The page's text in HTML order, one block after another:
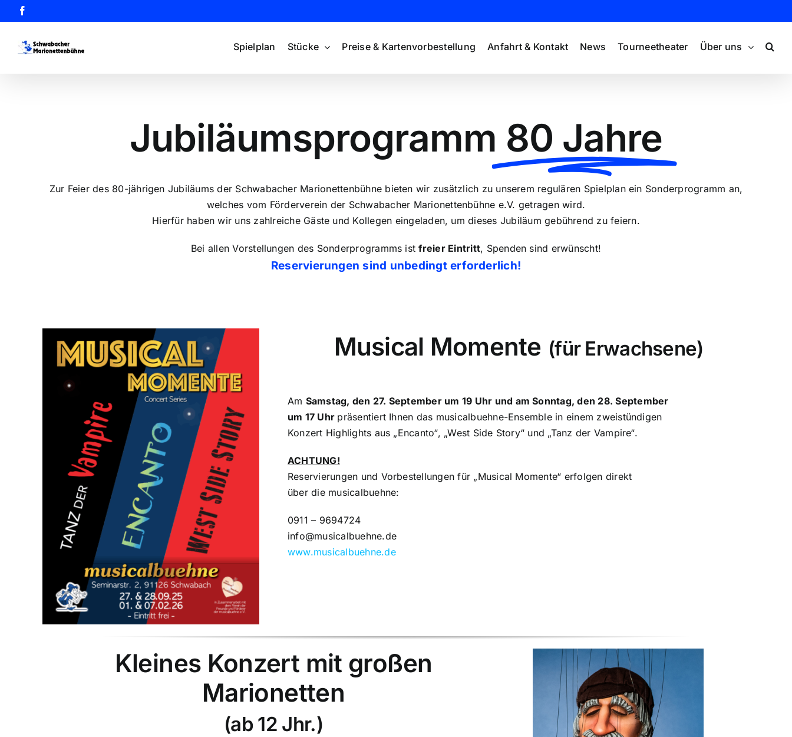
Inhalt
springen
Spielplan Stücke Preise & Kartenvorbestellung Anfahrt & Kontakt News Tourneetheater Über uns
Jubiläumsprogramm 80 Jahre
Zur Feier des 80-jährigen Jubiläums der Schwabacher Marionettenbühne bieten wir zusätzlich zu unserem regulären Spielplan ein Sonderprogramm an,
welches vom Förderverein der Schwabacher Marionettenbühne e.V. getragen wird.
Hierfür haben wir uns zahlreiche Gäste und Kollegen eingeladen, um dieses Jubiläum gebührend zu feiern.
Bei allen Vorstellungen des Sonderprogramms istfreier Eintritt, Spenden sind erwünscht!
Reservierungen sind unbedingt erforderlich!
Musical Momente (für Erwachsene)
Am Samstag, den 27. September um 19 Uhr und am Sonntag, den 28. September
um 17 Uhr präsentiert Ihnen das musicalbuehne-Ensemble in einem zweistündigen
Konzert Highlights aus „Encanto“, „West Side Story“ und „Tanz der Vampire“.
ACHTUNG!
Reservierungen und Vorbestellungen für „Musical Momente“ erfolgen direkt
über die musicalbuehne:
0911 – 9694724
info@musicalbuehne.de
www.musicalbuehne.de
Kleines Konzert mit großen
Marionetten
(ab 12 Jhr.)